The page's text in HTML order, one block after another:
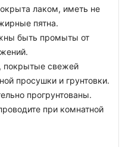
лаком, иметь не
пятна.
быть промыты от
покрытые свежей
просушки и грунтовки.
прогрунтованы.
при комнатной